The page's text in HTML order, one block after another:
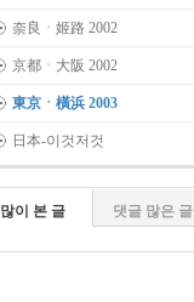
奈良ㆍ姬路 2002
京都ㆍ大阪 2002
東京ㆍ橫浜 2003
日本-이것저것
많이 본 글 댓글 많은 글